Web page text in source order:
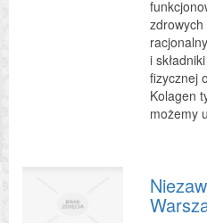
i
fizycznej
Kolagen
możemy